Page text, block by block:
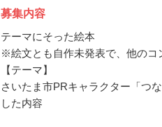
募集内容
テーマにそった絵本
※絵文とも自作未発表で、他のコ
【テーマ】
さいたま市PRキャラクター「つ
した内容